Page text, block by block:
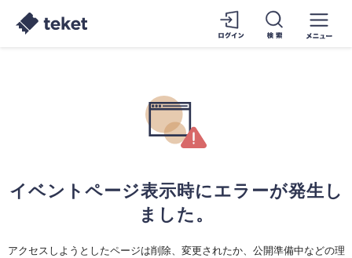
イベントページ表示時にエラーが発生し
ました。
アクセスしようとしたページは削除、変更されたか、公開準備中などの理